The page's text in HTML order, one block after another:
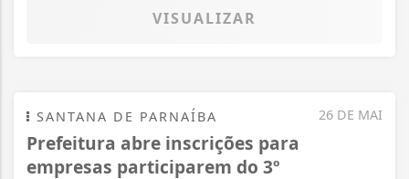
VISUALIZAR
26 DE MAI
SANTANA DE PARNAÍBA
Prefeitura abre inscrições para
empresas participarem do 3º